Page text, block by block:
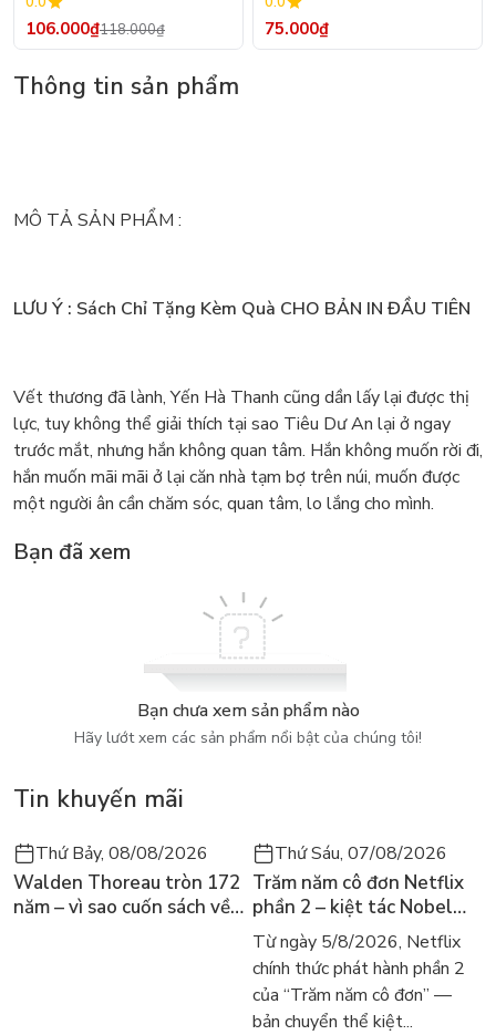
Rập - Kỹ Thuật Nhảy Size
106.000₫118.000₫ 75.000₫
Thông tin sản phẩm
MÔ TẢ SẢN PHẨM :
LƯU Ý : Sách Chỉ Tặng Kèm Quà CHO BẢN IN ĐẦU TIÊN
Vết thương đã lành, Yến Hà Thanh cũng dần lấy lại được thị
lực, tuy không thể giải thích tại sao Tiêu Dư An lại ở ngay
trước mắt, nhưng hắn không quan tâm. Hắn không muốn rời đi,
hắn muốn mãi mãi ở lại căn nhà tạm bợ trên núi, muốn được
một người ân cần chăm sóc, quan tâm, lo lắng cho mình.
Bạn đã xem
Bạn chưa xem sản phẩm nào
Hãy lướt xem các sản phẩm nổi bật của chúng tôi!
Tin khuyến mãi
Thứ Bảy, 08/08/2026
Walden Thoreau tròn 172
năm – vì sao cuốn sách về
Thứ Sáu, 07/08/2026
Trăm năm cô đơn Netflix
phần 2 – kiệt tác Nobel
trở lại màn ảnh, dòng
người tìm đọc lại García
Márquez
Từ ngày 5/8/2026, Netflix
chính thức phát hành phần 2
của “Trăm năm cô đơn” —
bản chuyển thể kiệt...